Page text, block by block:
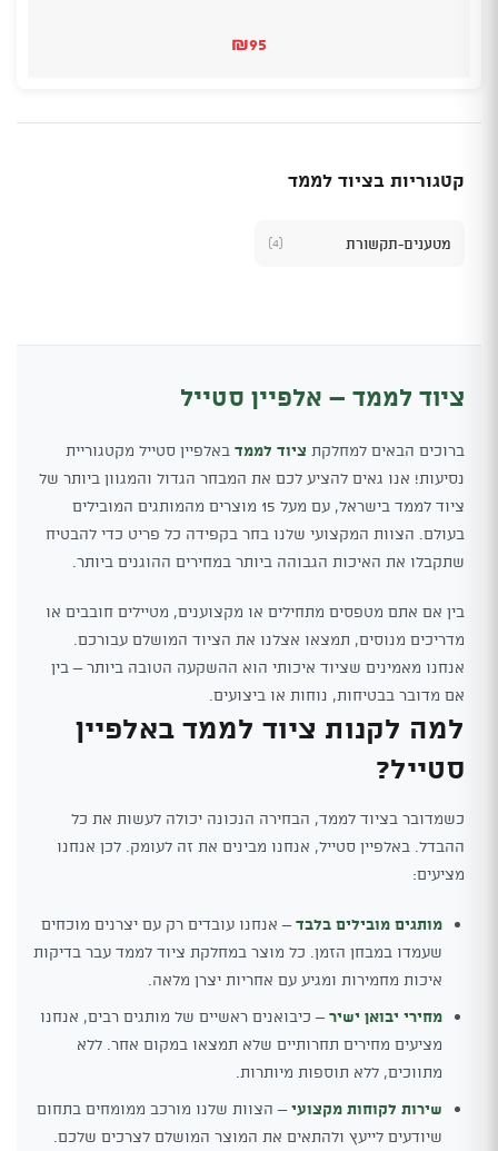
₪95
קטגוריות בציוד לממד
מטענים-תקשורת (4)
ציוד לממד – אלפיין סטייל
ברוכים הבאים למחלקת ציוד לממד באלפיין סטייל מקטגוריית
נסיעות! אנו גאים להציע לכם את המבחר הגדול והמגוון ביותר של
ציוד לממד בישראל, עם מעל 15 מוצרים מהמותגים המובילים
בעולם. הצוות המקצועי שלנו בחר בקפידה כל פריט כדי להבטיח
שתקבלו את האיכות הגבוהה ביותר במחירים ההוגנים ביותר.
בין אם אתם מטפסים מתחילים או מקצוענים, מטיילים חובבים או
מדריכים מנוסים, תמצאו אצלנו את הציוד המושלם עבורכם.
אנחנו מאמינים שציוד איכותי הוא ההשקעה הטובה ביותר – בין
אם מדובר בבטיחות, נוחות או ביצועים.
למה לקנות ציוד לממד באלפיין
סטייל?
כשמדובר בציוד לממד, הבחירה הנכונה יכולה לעשות את כל
ההבדל. באלפיין סטייל, אנחנו מבינים את זה לעומק. לכן אנחנו
מציעים:
מותגים מובילים בלבד– אנחנו עובדים רק עם יצרנים מוכחים
שעמדו במבחן הזמן. כל מוצר במחלקת ציוד לממד עבר בדיקות
איכות מחמירות ומגיע עם אחריות יצרן מלאה.
מחירי יבואן ישיר– כיבואנים ראשיים של מותגים רבים, אנחנו
מציעים מחירים תחרותיים שלא תמצאו במקום אחר. ללא
מתווכים, ללא תוספות מיותרות.
שירות לקוחות מקצועי– הצוות שלנו מורכב ממומחים בתחום
שיודעים לייעץ ולהתאים את המוצר המושלם לצרכים שלכם.